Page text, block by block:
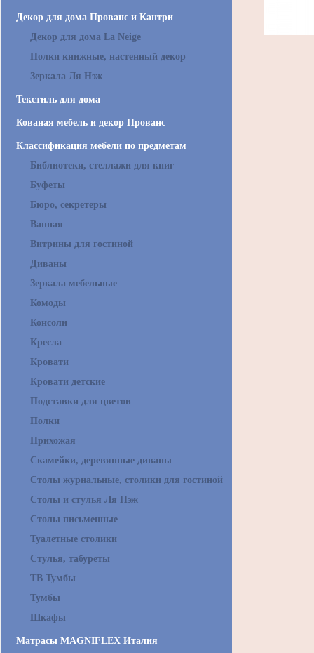
Декор для дома Прованс и Кантри
Декор для дома La Neige
Полки книжные, настенный декор
Зеркала Ля Нэж
Текстиль для дома
Кованая мебель и декор Прованс
Классификация мебели по предметам
Библиотеки, стеллажи для книг
Буфеты
Бюро, секретеры
Ванная
Витрины для гостиной
Диваны
Зеркала мебельные
Комоды
Консоли
Кресла
Кровати
Кровати детские
Подставки для цветов
Полки
Прихожая
Скамейки, деревянные диваны
Столы журнальные, столики для гостиной
Столы и стулья Ля Нэж
Столы письменные
Туалетные столики
Стулья, табуреты
ТВ Тумбы
Тумбы
Шкафы
Матрасы MAGNIFLEX Италия